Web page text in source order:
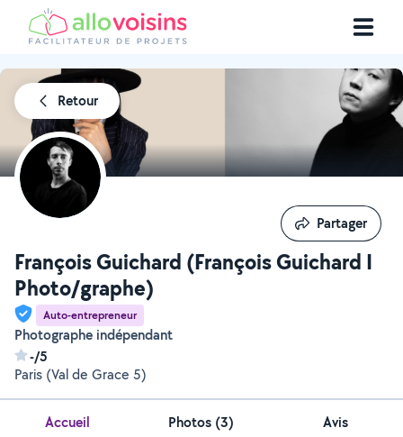
Retour
François Guichard (François Guichard I
Photo/graphe)
Auto-entrepreneur
Photographe indépendant
-/5
Paris (Val de Grace 5)
Partager
Partager
Accueil Photos (3) Avis